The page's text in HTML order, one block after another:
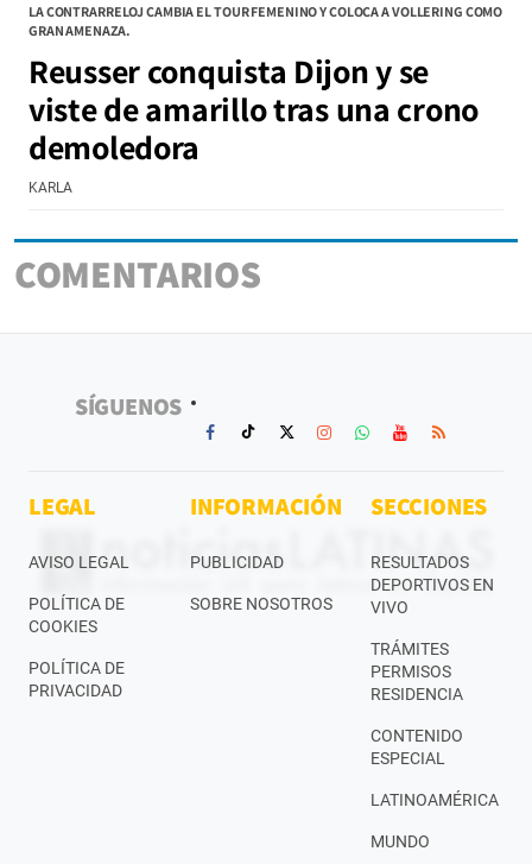
LA CONTRARRELOJ CAMBIA EL TOUR FEMENINO Y COLOCA A VOLLERING COMO
GRAN AMENAZA.
Reusser conquista Dijon y se
viste de amarillo tras una crono
demoledora
KARLA
COMENTARIOS
SÍGUENOS
LEGAL
AVISO LEGAL
POLÍTICA DE
COOKIES
POLÍTICA DE
PRIVACIDAD
INFORMACIÓN
PUBLICIDAD
SOBRE NOSOTROS
SECCIONES
RESULTADOS
DEPORTIVOS EN
VIVO
TRÁMITES
PERMISOS
RESIDENCIA
CONTENIDO
ESPECIAL
LATINOAMÉRICA
MUNDO